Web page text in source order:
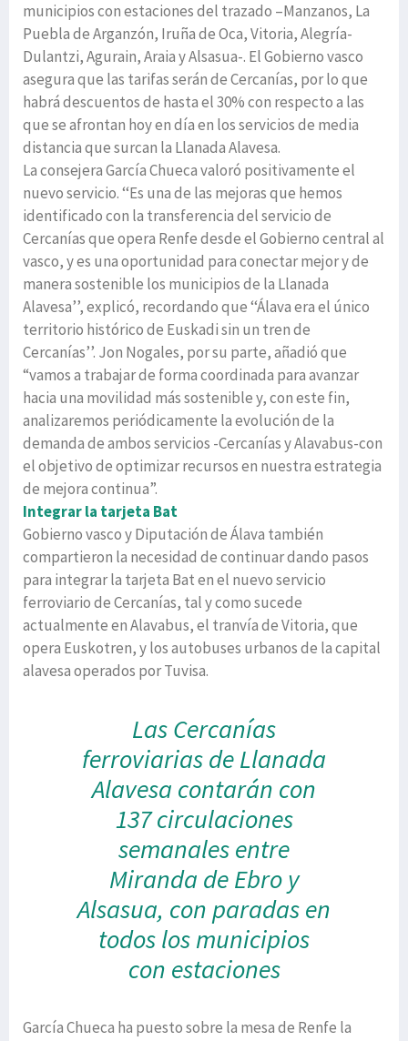
municipios con estaciones del trazado –Manzanos, La
Puebla de Arganzón, Iruña de Oca, Vitoria, Alegría-
Dulantzi, Agurain, Araia y Alsasua-. El Gobierno vasco
asegura que las tarifas serán de Cercanías, por lo que
habrá descuentos de hasta el 30% con respecto a las
que se afrontan hoy en día en los servicios de media
distancia que surcan la Llanada Alavesa.
La consejera García Chueca valoró positivamente el
nuevo servicio. ‘‘Es una de las mejoras que hemos
identificado con la transferencia del servicio de
Cercanías que opera Renfe desde el Gobierno central al
vasco, y es una oportunidad para conectar mejor y de
manera sostenible los municipios de la Llanada
Alavesa’’, explicó, recordando que ‘‘Álava era el único
territorio histórico de Euskadi sin un tren de
Cercanías’’. Jon Nogales, por su parte, añadió que
“vamos a trabajar de forma coordinada para avanzar
hacia una movilidad más sostenible y, con este fin,
analizaremos periódicamente la evolución de la
demanda de ambos servicios -Cercanías y Alavabus-con
el objetivo de optimizar recursos en nuestra estrategia
de mejora continua”.
Integrar la tarjeta Bat
Gobierno vasco y Diputación de Álava también
compartieron la necesidad de continuar dando pasos
para integrar la tarjeta Bat en el nuevo servicio
ferroviario de Cercanías, tal y como sucede
actualmente en Alavabus, el tranvía de Vitoria, que
opera Euskotren, y los autobuses urbanos de la capital
alavesa operados por Tuvisa.
Las Cercanías
ferroviarias de Llanada
Alavesa contarán con
137 circulaciones
semanales entre
Miranda de Ebro y
Alsasua, con paradas en
todos los municipios
con estaciones
García Chueca ha puesto sobre la mesa de Renfe la